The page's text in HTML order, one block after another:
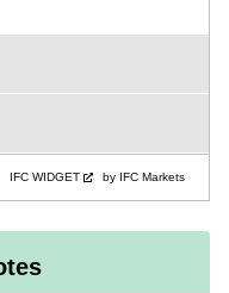
IFC WIDGET by IFC Markets